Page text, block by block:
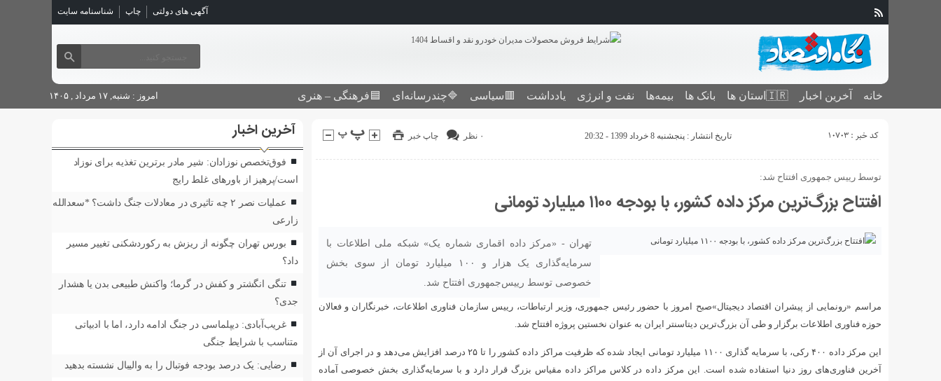
آگهی های دولتی چاپ شناسنامه سایت
خانه آخرین اخبار 🇮🇷استان ‌ها بانک ها بیمه‌ها نفت و انرژی یادداشت 🟥سیاسی 🔷چندرسانه‌ای 🟦فرهنگی – هنری امروز : شنبه, ۱۷ مرداد , ۱۴۰۵
کد خبر : 10703 تاریخ انتشار : پنجشنبه 8 خرداد 1399 - 20:32 چاپ خبر ۰ نظر
توسط رییس جمهوری افتتاح شد:
افتتاح بزرگ‌ترین مرکز داده کشور، با بودجه ۱۱۰۰ میلیارد تومانی
تهران - «مرکز داده اقماری شماره یک» شبکه ملی اطلاعات با
سرمایه‌گذاری یک هزار و ۱۰۰ میلیارد تومان از سوی بخش
خصوصی توسط رییس‌جمهوری افتتاح شد.
مراسم «رونمایی از پیشران اقتصاد دیجیتال»صبح امروز با حضور رئیس جمهوری، وزیر ارتباطات، رییس سازمان فناوری اطلاعات، خبرنگاران و فعالان
حوزه فناوری اطلاعات برگزار و طی آن بزرگ‌ترین دیتاسنتر ایران به عنوان نخستین پروژه افتتاح شد.
این مرکز داده ۴۰۰ رکی، با سرمایه گذاری ۱۱۰۰ میلیارد تومانی ایجاد شده که ظرفیت مراکز داده کشور را تا ۲۵ درصد افزایش می‌دهد و در اجرای آن از
آخرین فناوری‌های روز دنیا استفاده شده است. این مرکز داده در کلاس مراکز داده مقیاس بزرگ قرار دارد و با سرمایه‌گذاری بخش خصوصی آماده
آخرین اخبار
فوق‌تخصص نوزادان: شیر مادر برترین تغذیه برای نوزاد
است/پرهیز از باورهای غلط رایج
عملیات نصر ۲ چه تاثیری در معادلات جنگ داشت؟ *سعدالله
زارعی
بورس تهران چگونه از ریزش به رکوردشکنی تغییر مسیر
داد؟
تنگی انگشتر و کفش در گرما؛ واکنش طبیعی بدن یا هشدار
جدی؟
غریب‌آبادی: دیپلماسی در جنگ ادامه دارد، اما با ادبیاتی
متناسب با شرایط جنگی
رضایی: یک درصد بودجه فوتبال را به والیبال نشسته بدهید